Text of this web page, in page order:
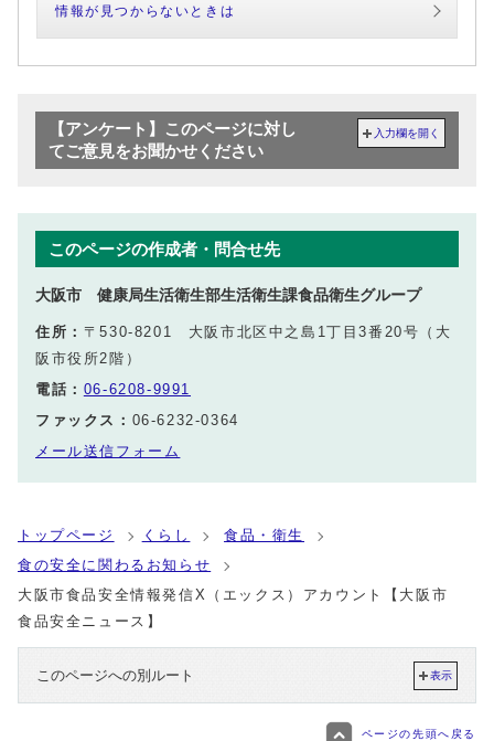
情報が見つからないときは
【アンケート】このページに対し
てご意見をお聞かせください
入力欄を開く
このページの作成者・問合せ先
大阪市 健康局生活衛生部生活衛生課食品衛生グループ
住所： 〒530-8201 大阪市北区中之島1丁目3番20号（大
阪市役所2階）
電話： 06-6208-9991
ファックス： 06-6232-0364
メール送信フォーム
トップページ くらし
食品・衛生
食の安全に関わるお知らせ
大阪市食品安全情報発信X（エックス）アカウント【大阪市
食品安全ニュース】
このページへの別ルート 表示
ページの先頭へ戻る